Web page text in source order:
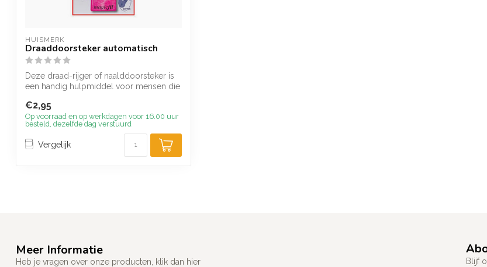
HUISMERK
Draaddoorsteker automatisch
Deze draad-rijger of naalddoorsteker is
een handig hulpmiddel voor mensen die
€2,95
Op voorraad en op werkdagen voor 16.00 uur
besteld, dezelfde dag verstuurd
Vergelijk
Meer Informatie
Heb je vragen over onze producten, klik dan hier Blijf